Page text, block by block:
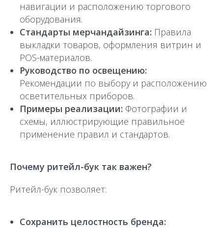
навигации и расположению торгового
оборудования.
Стандарты мерчандайзинга: Правила
выкладки товаров, оформления витрин и
POS-материалов.
Руководство по освещению:
Рекомендации по выбору и расположению
осветительных приборов.
Примеры реализации: Фотографии и
схемы, иллюстрирующие правильное
применение правил и стандартов.
Почему ритейл-бук так важен?
Ритейл-бук позволяет:
Сохранить целостность бренда: